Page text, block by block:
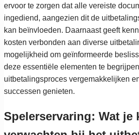
ervoor te zorgen dat alle vereiste
ingediend, aangezien dit de
kan beïnvloeden. Daarnaast geeft
kosten verbonden aan diverse
mogelijkheid om geïnformeerde
deze essentiële elementen te
uitbetalingsproces vergemakkelijken
successen genieten.
Spelerservaring: Wat je